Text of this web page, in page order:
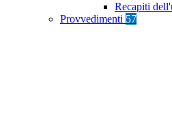
Recapiti
Provvedimenti 57